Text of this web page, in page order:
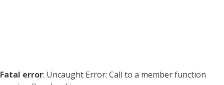
Fatal error: Uncaught Error: Call to a member function